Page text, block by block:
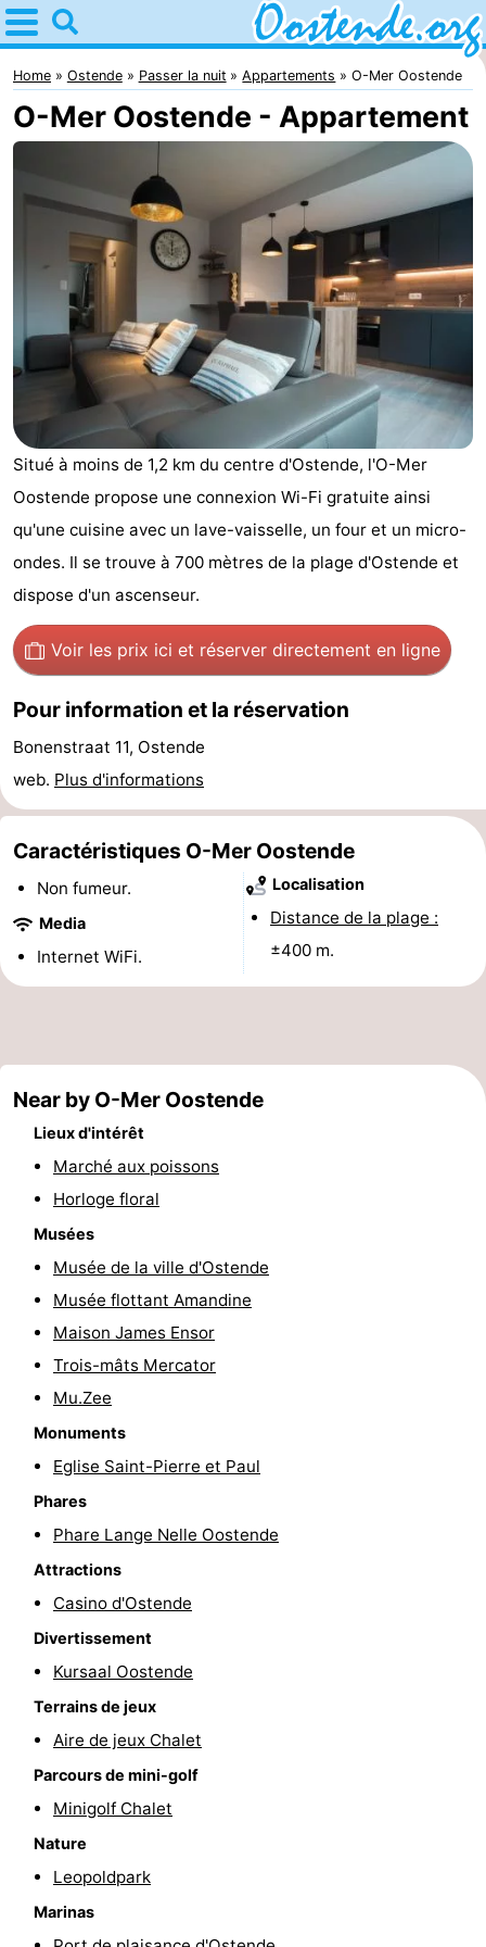
Home
Ostende
Astuces
enfants
Appartements
Campings
Chambre
d'hôtes
Chaumières
-
Village
Hippodroom
Hôtels
Last
minutes
Plages
Voir
et
faire
Lieux
d'intérêt
-
Musées
-
Églises
-
vue
Croisières
-
jeux
Aires
jeux
intérieures
Bowling
Parcours
mini-
golf
Centres
bien-
être
Villages
villes
Nature
Sports
Piscines
Randonnée
Équitation
Terrains
golf
Surfen
Equitation
Boire
Événements
Home Ostende Passer la nuit Appartements O-Mer Oostende
O-Mer Oostende - Appartement
Situé à moins de 1,2 km du centre d'Ostende, l'O-Mer
Oostende propose une connexion Wi-Fi gratuite ainsi
qu'une cuisine avec un lave-vaisselle, un four et un micro-
ondes. Il se trouve à 700 mètres de la plage d'Ostende et
dispose d'un ascenseur.
Voir les prix ici et réserver directement en ligne
Pour information et la réservation
Bonenstraat 11, Ostende
web. Plus d'informations
Caractéristiques O-Mer Oostende
Non fumeur.
Media
Internet WiFi.
Localisation
Distance de la plage :
±400 m.
Near by O-Mer Oostende
Lieux d'intérêt
Marché aux poissons
Horloge floral
Musées
Musée de la ville d'Ostende
Musée flottant Amandine
Maison James Ensor
Trois-mâts Mercator
Mu.Zee
Monuments
Eglise Saint-Pierre et Paul
Phares
Phare Lange Nelle Oostende
Attractions
Casino d'Ostende
Divertissement
Kursaal Oostende
Terrains de jeux
Aire de jeux Chalet
Parcours de mini-golf
Minigolf Chalet
Nature
Leopoldpark
Marinas